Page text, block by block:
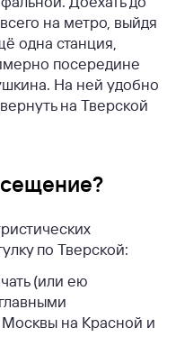
на метро, выйдя
одна станция,
посередине
На ней удобно
на Тверской
по Тверской:
(или ею
на Красной и